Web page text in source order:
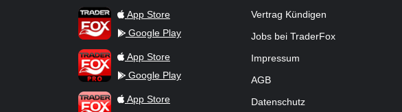
TraderFox AppApp Store
Google Play
TraderFox ProApp Store
Google Play
TraderFox dpa-AFX ProFeed
App Store
Vertrag Kündigen
Jobs bei TraderFox
Impressum
AGB
Datenschutz